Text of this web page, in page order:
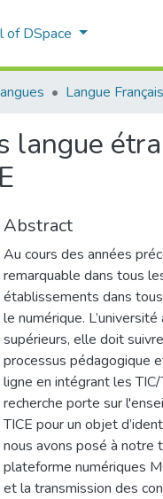
of DSpace
Langue
langue
Abstract
Au cours des années
remarquable dans tous
établissements dans
le numérique.
supérieurs, elle doit
processus pédagogique
ligne en intégrant les
recherche porte sur
TICE pour un objet
nous avons posé à notre
plateforme numériques
et la transmission des